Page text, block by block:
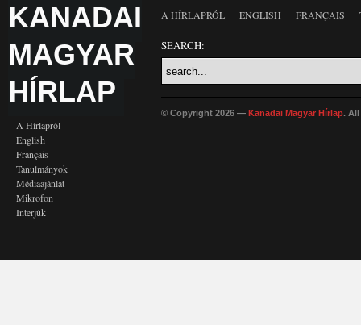
KANADAI
MAGYAR
HÍRLAP
A Hírlapról
English
Français
Tanulmányok
Médiaajánlat
Mikrofon
Interjúk
A HÍRLAPRÓL ENGLISH FRANÇAIS
SEARCH:
© Copyright 2026 — Kanadai Magyar Hírlap. All